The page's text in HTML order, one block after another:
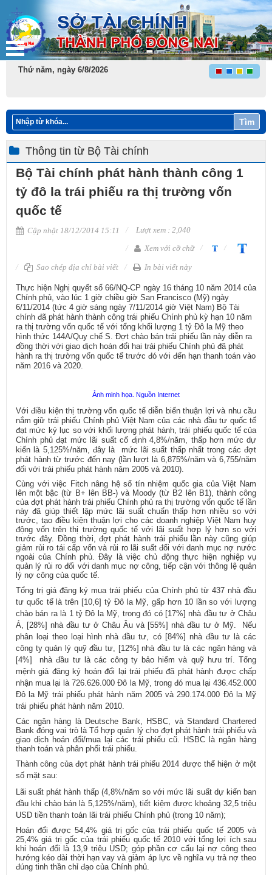
Thứ năm, ngày 6/8/2026
Tìm
Thông tin từ Bộ Tài chính
Bộ Tài chính phát hành thành công 1
tỷ đô la trái phiếu ra thị trường vốn
quốc tế
Cập nhật 18/12/2014 15:11
Lượt xem : 2,040
Xem với cỡ chữ
Sao chép địa chỉ bài viết In bài viết này
Thực hiện Nghị quyết số 66/NQ-CP ngày 16 tháng 10 năm 2014 của
Chính phủ, vào lúc 1 giờ chiều giờ San Francisco (Mỹ) ngày
6/11/2014 (tức 4 giờ sáng ngày 7/11/2014 giờ Việt Nam) Bộ Tài
chính đã phát hành thành công trái phiếu Chính phủ kỳ hạn 10 năm
ra thị trường vốn quốc tế với tổng khối lượng 1 tỷ Đô la Mỹ theo
hình thức 144A/Quy chế S. Đợt chào bán trái phiếu lần này diễn ra
đồng thời với giao dịch hoán đổi hai trái phiếu Chính phủ đã phát
hành ra thị trường vốn quốc tế trước đó với đến hạn thanh toán vào
năm 2016 và 2020.
Ảnh minh họa. Nguồn Internet
Với điều kiện thị trường vốn quốc tế diễn biến thuận lợi và nhu cầu
nắm giữ trái phiếu Chính phủ Việt Nam của các nhà đầu tư quốc tế
đạt mức kỷ lục so với khối lượng phát hành, trái phiếu quốc tế của
Chính phủ đạt mức lãi suất cố định 4,8%/năm, thấp hơn mức dự
kiến là 5,125%/năm, đây là mức lãi suất thấp nhất trong các đợt
phát hành từ trước đến nay (lần lượt là 6,875%/năm và 6,755/năm
đối với trái phiếu phát hành năm 2005 và 2010).
Cùng với việc Fitch nâng hệ số tín nhiệm quốc gia của Việt Nam
lên một bậc (từ B+ lên BB-) và Moody (từ B2 lên B1), thành công
của đợt phát hành trái phiếu Chính phủ ra thị trường vốn quốc tế lần
này đã giúp thiết lập mức lãi suất chuẩn thấp hơn nhiều so với
trước, tạo điều kiện thuận lợi cho các doanh nghiệp Việt Nam huy
động vốn trên thị trường quốc tế với lãi suất hợp lý hơn so với
trước đây. Đồng thời, đợt phát hành trái phiếu lần này cũng giúp
giảm rủi ro tái cấp vốn và rủi ro lãi suất đối với danh mục nợ nước
ngoài của Chính phủ. Đây là việc chủ động thực hiện nghiệp vụ
quản lý rủi ro đối với danh mục nợ công, tiếp cận với thông lệ quản
lý nợ công của quốc tế.
Tổng trị giá đăng ký mua trái phiếu của Chính phủ từ 437 nhà đầu
tư quốc tế là trên [10,6] tỷ Đô la Mỹ, gấp hơn 10 lần so với lượng
chào bán ra là 1 tỷ Đô la Mỹ, trong đó có [17%] nhà đầu tư ở Châu
Á, [28%] nhà đầu tư ở Châu Âu và [55%] nhà đầu tư ở Mỹ. Nếu
phân loại theo loại hình nhà đầu tư, có [84%] nhà đầu tư là các
công ty quản lý quỹ đầu tư, [12%] nhà đầu tư là các ngân hàng và
[4%] nhà đầu tư là các công ty bảo hiểm và quỹ hưu trí. Tổng
mệnh giá đăng ký hoán đổi lại trái phiếu đã phát hành được chấp
nhận mua lại là 726.626.000 Đô la Mỹ, trong đó mua lại 436.452.000
Đô la Mỹ trái phiếu phát hành năm 2005 và 290.174.000 Đô la Mỹ
trái phiếu phát hành năm 2010.
Các ngân hàng là Deutsche Bank, HSBC, và Standard Chartered
Bank đóng vai trò là Tổ hợp quản lý cho đợt phát hành trái phiếu và
giao dịch hoán đổi/mua lại các trái phiếu cũ. HSBC là ngân hàng
thanh toán và phân phối trái phiếu.
Thành công của đợt phát hành trái phiếu 2014 được thể hiện ở một
số mặt sau:
Lãi suất phát hành thấp (4,8%/năm so với mức lãi suất dự kiến ban
đầu khi chào bán là 5,125%/năm), tiết kiệm được khoảng 32,5 triệu
USD tiền thanh toán lãi trái phiếu Chính phủ (trong 10 năm);
Hoán đổi được 54,4% giá trị gốc của trái phiếu quốc tế 2005 và
25,4% giá trị gốc của trái phiếu quốc tế 2010 với tổng lợi ích sau
khi hoán đổi là 13,9 triệu USD; góp phần cơ cấu lại nợ công theo
hướng kéo dài thời hạn vay và giảm áp lực về nghĩa vụ trả nợ theo
đúng tinh thần chỉ đạo của Chính phủ.